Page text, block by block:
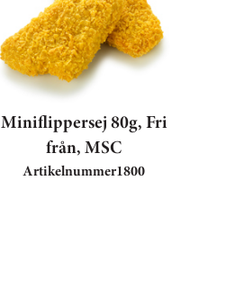
Miniflippersej 80g, Fri
från, MSC
Artikelnummer1800